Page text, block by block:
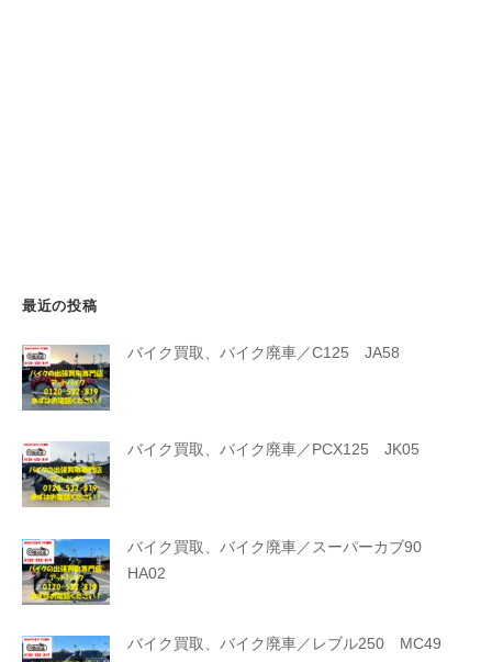
最近の投稿
バイク買取、バイク廃車／C125 JA58
バイク買取、バイク廃車／PCX125 JK05
バイク買取、バイク廃車／スーパーカブ90
HA02
バイク買取、バイク廃車／レブル250 MC49